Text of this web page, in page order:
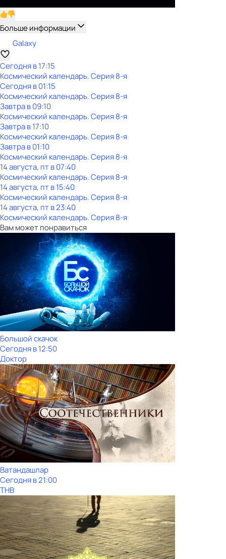
Больше информации
Galaxy
Сегодня в 17:15
Космический календарь. Серия 8-я
Сегодня в 01:15
Космический календарь. Серия 8-я
Завтра в 09:10
Космический календарь. Серия 8-я
Завтра в 17:10
Космический календарь. Серия 8-я
Завтра в 01:10
Космический календарь. Серия 8-я
14 августа, пт в 07:40
Космический календарь. Серия 8-я
14 августа, пт в 15:40
Космический календарь. Серия 8-я
14 августа, пт в 23:40
Космический календарь. Серия 8-я
Вам может понравиться
Большой скачок
Сегодня в 12:50
Доктор
Ватандашлар
Сегодня в 21:00
ТНВ